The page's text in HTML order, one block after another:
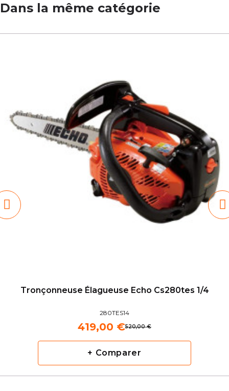
Dans la même catégorie
Tronçonneuse Élagueuse Echo Cs280tes 1/4
280TES14
520,00 €
419,00 €
+ Comparer